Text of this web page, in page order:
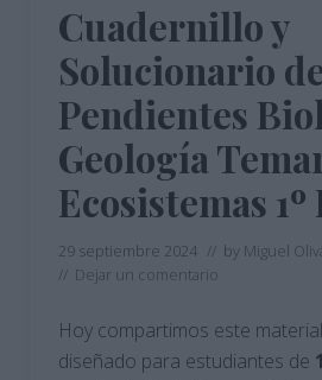
educación
Cuadernillo y
Solucionario
Pendientes
Geología
Ecosistemas 1º
29 septiembre 2024 // by Miguel
// Dejar un comentario
Hoy compartimos este
diseñado para estudiantes de